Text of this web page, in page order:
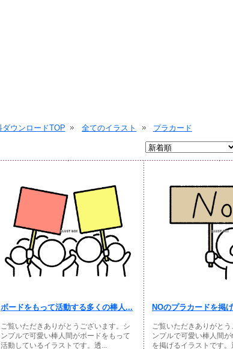
ウンロードTOP 全てのイラスト プラカード
ボードをもって活動する多くの棒人...
ご覧いただきありがとうございます。シ
ンプルで可愛い棒人間がボードをもって
活動しているイラストです。透...
NOのプラカードを掲
ご覧いただきありがと
ンプルで可愛い棒人間
を掲げるイラストです。